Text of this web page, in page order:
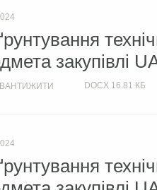
закупівлі
DOCX 16.81 КБ